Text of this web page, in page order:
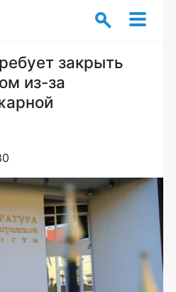
закрыть
из-за